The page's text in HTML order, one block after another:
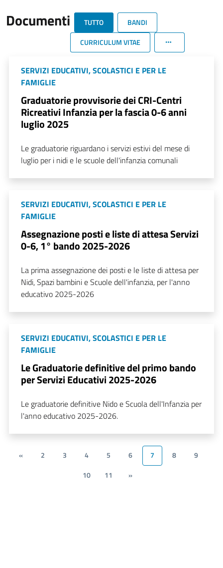
Documenti TUTTO
BANDI
CURRICULUM VITAE
SERVIZI EDUCATIVI, SCOLASTICI E PER LE
FAMIGLIE
Graduatorie provvisorie dei CRI-Centri
Ricreativi Infanzia per la fascia 0-6 anni
luglio 2025
Le graduatorie riguardano i servizi estivi del mese di
luglio per i nidi e le scuole dell'infanzia comunali
SERVIZI EDUCATIVI, SCOLASTICI E PER LE
FAMIGLIE
Assegnazione posti e liste di attesa Servizi
0-6, 1° bando 2025-2026
La prima assegnazione dei posti e le liste di attesa per
Nidi, Spazi bambini e Scuole dell'infanzia, per l'anno
educativo 2025-2026
SERVIZI EDUCATIVI, SCOLASTICI E PER LE
FAMIGLIE
Le Graduatorie definitive del primo bando
per Servizi Educativi 2025-2026
Le graduatorie definitive Nido e Scuola dell'Infanzia per
l'anno educativo 2025-2026.
« 2 3 4 5 6 7 8
9
10
11 »